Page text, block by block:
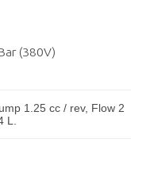
(380V)
1.25 cc / rev, Flow 2